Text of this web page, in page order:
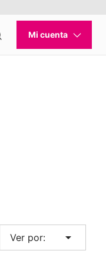
Ver por: arrow_drop_down